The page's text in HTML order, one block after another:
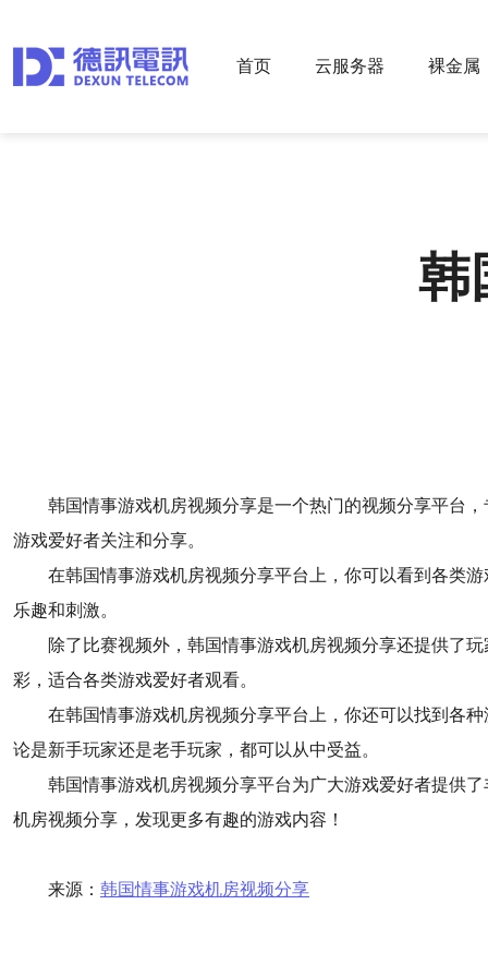
首页 云服务器 裸金属
韩
韩国情事游戏机房视频分享是一个热门的视频分享平台
游戏爱好者关注和分享。
在韩国情事游戏机房视频分享平台上，你可以看到各类
乐趣和刺激。
除了比赛视频外，韩国情事游戏机房视频分享还提供了
彩，适合各类游戏爱好者观看。
在韩国情事游戏机房视频分享平台上，你还可以找到各
论是新手玩家还是老手玩家，都可以从中受益。
韩国情事游戏机房视频分享平台为广大游戏爱好者提供
机房视频分享，发现更多有趣的游戏内容！
来源： 韩国情事游戏机房视频分享